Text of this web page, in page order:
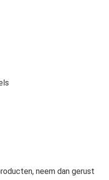
neem dan gerust